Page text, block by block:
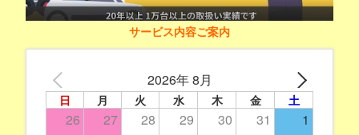
サービス内容ご案内
2026年 8月
日 月 火 水 木 金 土
26 27 28 29 30 31 1